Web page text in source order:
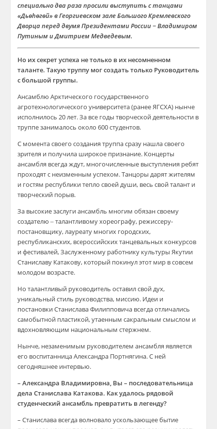
специально два раза просили выступить с танцами
«Дьөhөгөй» в Георгиевском зале Большого Кремлевского
Дворца перед двумя Президентами России − Владимиром
Путиным и Дмитрием Медведевым.
Но их секрет успеха не только в их несомненном
таланте. Такую труппу мог создать только Руководитель
с большой группы.
Ансамблю Арктического государственного
агротехнологического университета (ранее ЯГСХА) нынче
исполнилось 20 лет. За все годы творческой деятельности в
труппе занималось около 600 студентов.
С момента своего создания труппа сразу нашла своего
зрителя и получила широкое признание. Концерты
ансамбля всегда ждут, многочисленные выступления ребят
проходят с неизменным успехом. Танцоры дарят жителям
и гостям республики тепло своей души, весь свой талант и
творческий порыв.
За высокие заслуги ансамбль многим обязан своему
создателю ‒ талантливому хореографу, режиссеру-
постановщику, лауреату многих городских,
республиканских, всероссийских танцевальных конкурсов
и фестивалей, Заслуженному работнику культуры Якутии
Станиславу Катакову, который покинул этот мир в совсем
молодом возрасте.
Но талантливый руководитель оставил свой дух,
уникальный стиль руководства, миссию. Идеи и
постановки Станислава Филипповича всегда отличались
самобытной пластикой, утаенным сакральным смыслом и
вдохновляющим национальным стержнем.
Нынче, незаменимым руководителем ансамбля является
его воспитанница Александра Портнягина. С ней
сегодняшнее интервью.
– Александра Владимировна, Вы – последовательница
дела Станислава Катакова. Как удалось рядовой
студенческий ансамбль превратить в легенду?
– Станислава всегда волновало ускользающее бытие